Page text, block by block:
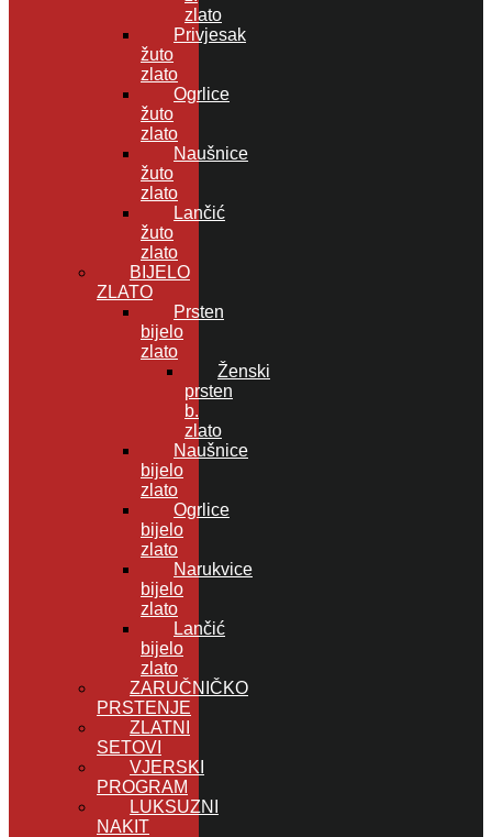
zlato
Privjesak
žuto
zlato
Ogrlice
žuto
zlato
Naušnice
žuto
zlato
Lančić
žuto
zlato
BIJELO
ZLATO
Prsten
bijelo
zlato
Ženski
prsten
b.
zlato
Naušnice
bijelo
zlato
Ogrlice
bijelo
zlato
Narukvice
bijelo
zlato
Lančić
bijelo
zlato
ZARUČNIČKO
PRSTENJE
ZLATNI
SETOVI
VJERSKI
PROGRAM
LUKSUZNI
NAKIT